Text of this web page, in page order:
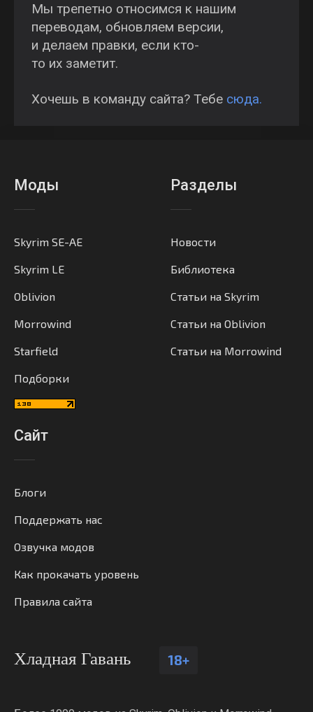
Мы трепетно относимся к нашим
переводам, обновляем версии,
и делаем правки, если кто-
то их заметит.
Хочешь в команду сайта? Тебе сюда.
Моды
Skyrim SE-AE
Skyrim LE
Oblivion
Morrowind
Starfield
Подборки
Разделы
Новости
Библиотека
Статьи на Skyrim
Статьи на Oblivion
Статьи на Morrowind
Сайт
Блоги
Поддержать нас
Озвучка модов
Как прокачать уровень
Правила сайта
Хладная Гавань 18+